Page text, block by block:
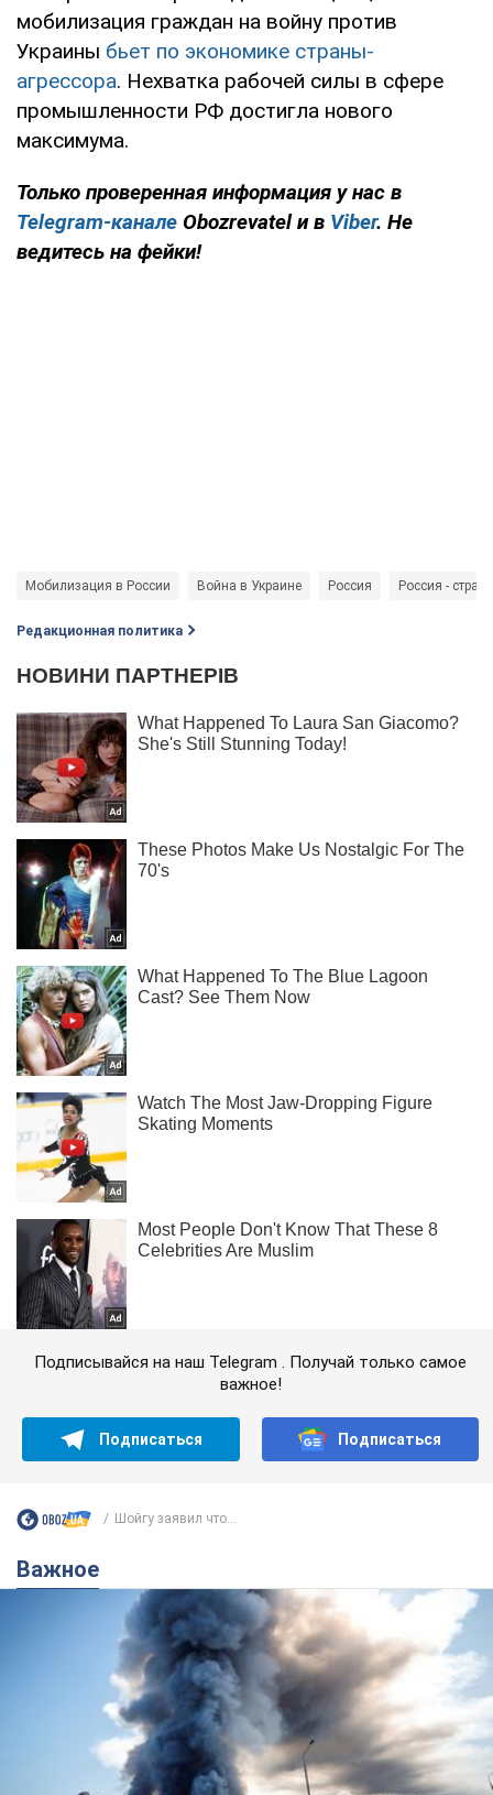
мобилизация граждан на войну против
Украины бьет по экономике страны-
агрессора. Нехватка рабочей силы в сфере
промышленности РФ достигла нового
максимума.
Только проверенная информация у нас в
Telegram-канале Obozrevatel и в Viber. Не
ведитесь на фейки!
Мобилизация в России Война в Украине Россия Россия -
Редакционная политика
Подписывайся на наш Telegram . Получай только самое
важное!
Подписаться Подписаться
Шойгу заявил что...
Важное